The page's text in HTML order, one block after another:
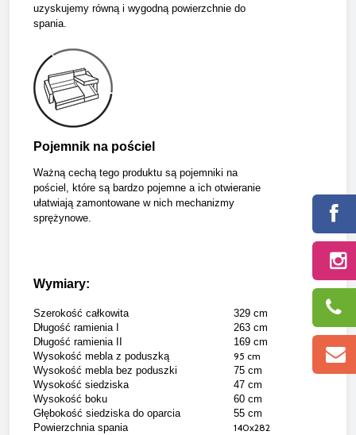
uzyskujemy równą i wygodną powierzchnie do
spania.
Pojemnik na pościel
Ważną cechą tego produktu są pojemniki na
pościel, które są bardzo pojemne a ich otwieranie
ułatwiają zamontowane w nich mechanizmy
sprężynowe.
Wymiary:
Szerokość całkowita
329 cm
Długość ramienia I
263 cm
Długość ramienia II
169 cm
Wysokość mebla z poduszką
95 cm
Wysokość mebla bez poduszki
75 cm
Wysokość siedziska
47 cm
Wysokość boku
60 cm
Głębokość siedziska do oparcia
55 cm
Powierzchnia spania
140x282